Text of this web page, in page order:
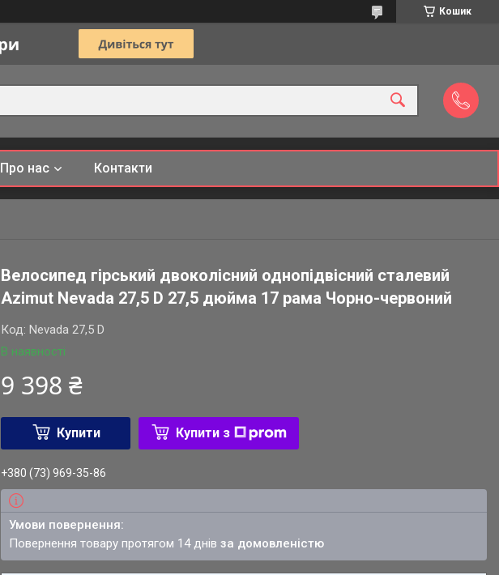
Кошик
Про нас Контакти
Велосипед гірський двоколісний однопідвісний сталевий
Azimut Nevada 27,5 D 27,5 дюйма 17 рама Чорно-червоний
В наявності
Код:Nevada 27,5 D
9 398 ₴
Купити Купити з
+380 (73) 969-35-86
повернення товару протягом 14 днівза домовленістю